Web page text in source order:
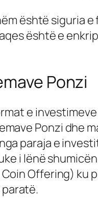
është siguria
është e
Ponzi
e
Ponzi dhe
paraja e
i lënë
Offering)